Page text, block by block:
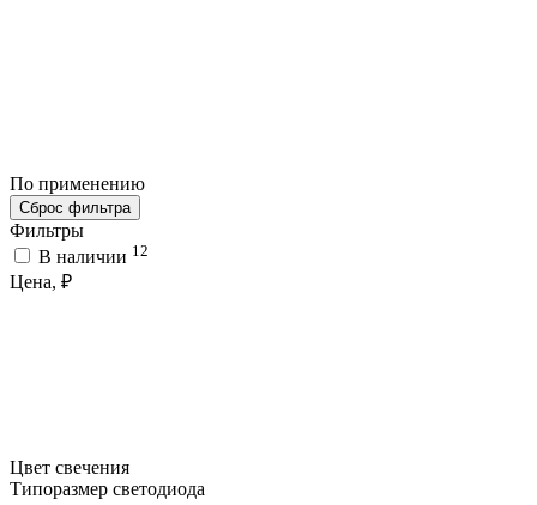
По применению
Сброс фильтра
Фильтры
В наличии 12
Цена, ₽
Цвет свечения
Типоразмер светодиода